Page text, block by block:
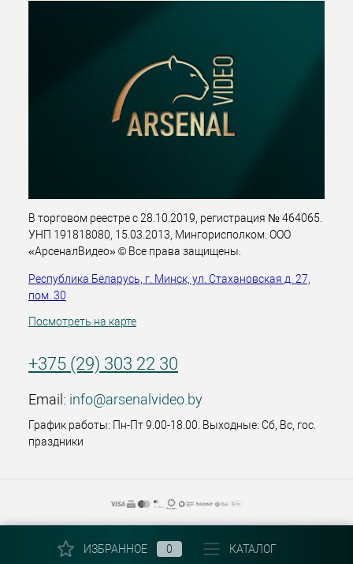
В торговом реестре с 28.10.2019, регистрация № 464065.
УНП 191818080, 15.03.2013, Мингорисполком. ООО
«АрсеналВидео» © Все права защищены.
Республика Беларусь, г. Минск, ул. Стахановская д. 27,
пом. 30
Посмотреть на карте
+375 (29) 303 22 30
Email: info@arsenalvideo.by
График работы: Пн-Пт 9.00-18.00. Выходные: Сб, Вс, гос.
праздники
ИЗБРАННОЕ 0 КАТАЛОГ